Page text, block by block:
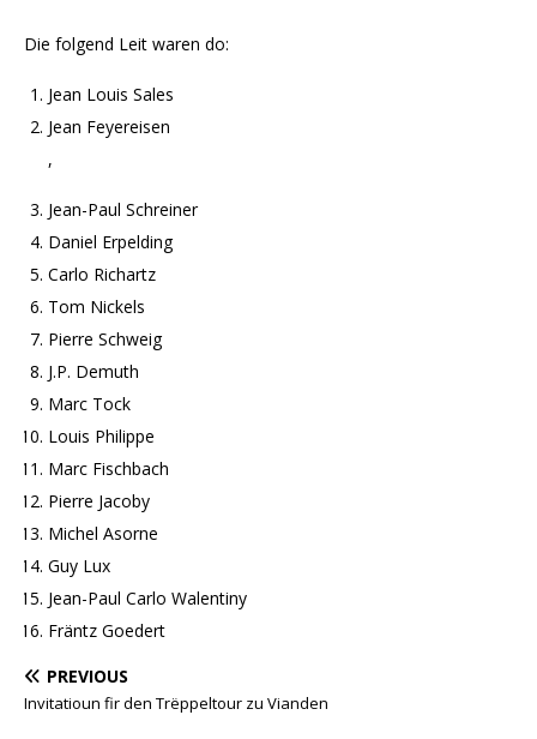
Die folgend Leit waren do:
Jean Louis Sales
Jean Feyereisen
,
Jean-Paul Schreiner
Daniel Erpelding
Carlo Richartz
Tom Nickels
Pierre Schweig
J.P. Demuth
Marc Tock
Louis Philippe
Marc Fischbach
Pierre Jacoby
Michel Asorne
Guy Lux
Jean-Paul Carlo Walentiny
Fräntz Goedert
PREVIOUS
Invitatioun fir den Trëppeltour zu Vianden